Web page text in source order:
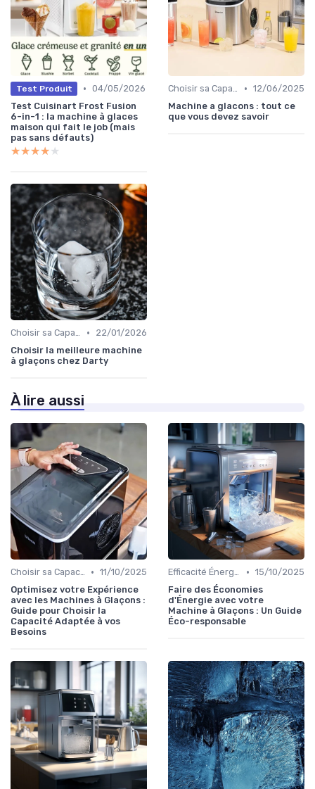
Test Produit • 04/05/2026
Test Cuisinart Frost Fusion
6-in-1 : la machine à glaces
maison qui fait le job (mais
pas sans défauts)
★★★★★
★★★★★
Choisir sa Capacité • 12/06/2025
Machine a glacons : tout ce
que vous devez savoir
Choisir sa Capacité •
22/01/2026
Choisir la meilleure machine
à glaçons chez Darty
À lire aussi
Choisir sa Capacité • 11/10/2025
Optimisez votre Expérience
avec les Machines à Glaçons :
Guide pour Choisir la
Capacité Adaptée à vos
Besoins
Efficacité Énergétique • 15/10/2025
Faire des Économies
d'Énergie avec votre
Machine à Glaçons : Un Guide
Éco-responsable